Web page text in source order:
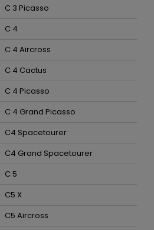
C 3 Picasso
C 4
C 4 Aircross
C 4 Cactus
C 4 Picasso
C 4 Grand Picasso
C4 Spacetourer
C4 Grand Spacetourer
C 5
C5 X
C5 Aircross